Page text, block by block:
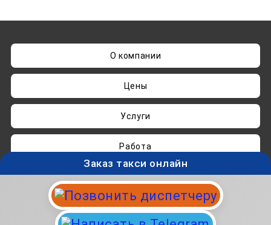
О компании
Цены
Услуги
Работа
Нашли ошибку? Пишите наadmin@taksisvo.ru
Такси для СВОих - taksisvo.ru © 05.2025-2026.
Вся информация на данном сайте носит
Заказ такси онлайн